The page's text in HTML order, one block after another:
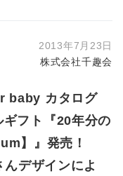
2013年7月23日
株式会社千趣会
baby カタログ
フト『20年分の
】』発売！
デザインによ